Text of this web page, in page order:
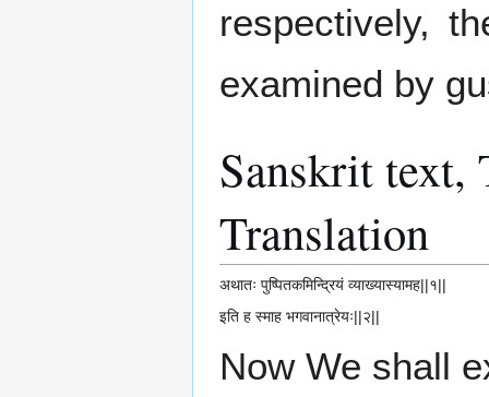
respectively,
examined by
Sanskrit text,
Translation
अथातः पुष्पितकमिन्द्रियं व्याख्यास्यामह||१||
इति ह स्माह भगवानात्रेयः||२||
Now We shall